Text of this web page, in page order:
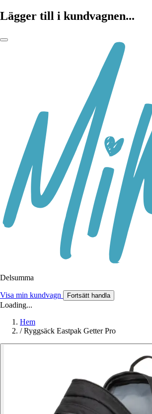
Lägger till i kundvagnen...
Delsumma
Visa min kundvagn Fortsätt handla
Loading...
Hem
/ Ryggsäck Eastpak Getter Pro